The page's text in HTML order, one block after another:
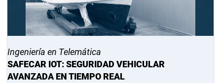
Ingeniería en Telemática
SAFECAR IOT: SEGURIDAD VEHICULAR
AVANZADA EN TIEMPO REAL